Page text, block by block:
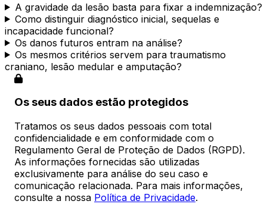
A gravidade da lesão basta para fixar a indemnização?
Como distinguir diagnóstico inicial, sequelas e
incapacidade funcional?
Os danos futuros entram na análise?
Os mesmos critérios servem para traumatismo
craniano, lesão medular e amputação?
Os seus dados estão protegidos
Tratamos os seus dados pessoais com total
confidencialidade e em conformidade com o
Regulamento Geral de Proteção de Dados (RGPD).
As informações fornecidas são utilizadas
exclusivamente para análise do seu caso e
comunicação relacionada. Para mais informações,
consulte a nossa Política de Privacidade.